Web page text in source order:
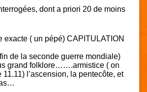
dont a priori 20 de moins
exacte ( un pépé) CAPITULATION
de la seconde guerre mondiale)
grand folklore…….armistice ( on
l’ascension, la pentecôte, et